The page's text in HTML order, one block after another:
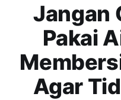
Jangan
Pakai
Agar